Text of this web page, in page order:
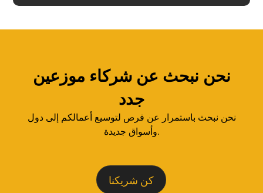
نحن نبحث عن شركاء موزعين
جدد
نحن نبحث باستمرار عن فرص لتوسيع أعمالكم إلى دول
وأسواق جديدة.
كن شريكنا